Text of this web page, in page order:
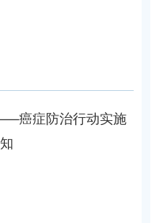
癌症防治行动实施